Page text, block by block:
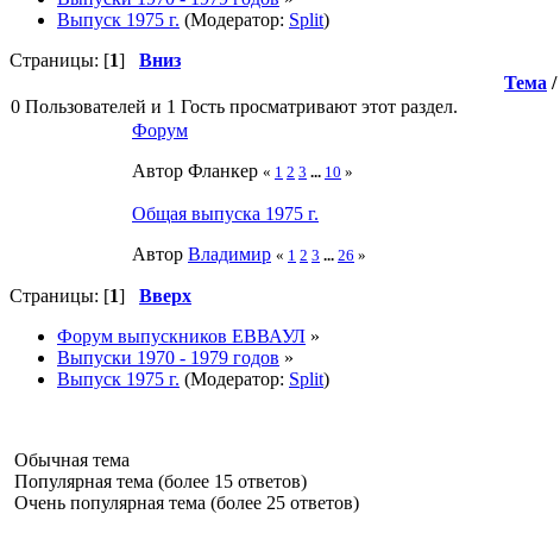
Выпуск 1975 г. (Модератор: Split)
Страницы: [1] Вниз
Тема /
0 Пользователей и 1 Гость просматривают этот раздел.
Форум
Автор Фланкер « 1 2 3 ... 10 »
Общая выпуска 1975 г.
Автор Влaдимир « 1 2 3 ... 26 »
Страницы: [1] Вверх
Форум выпускников ЕВВАУЛ »
Выпуски 1970 - 1979 годов »
Выпуск 1975 г. (Модератор: Split)
Обычная тема
Популярная тема (более 15 ответов)
Очень популярная тема (более 25 ответов)